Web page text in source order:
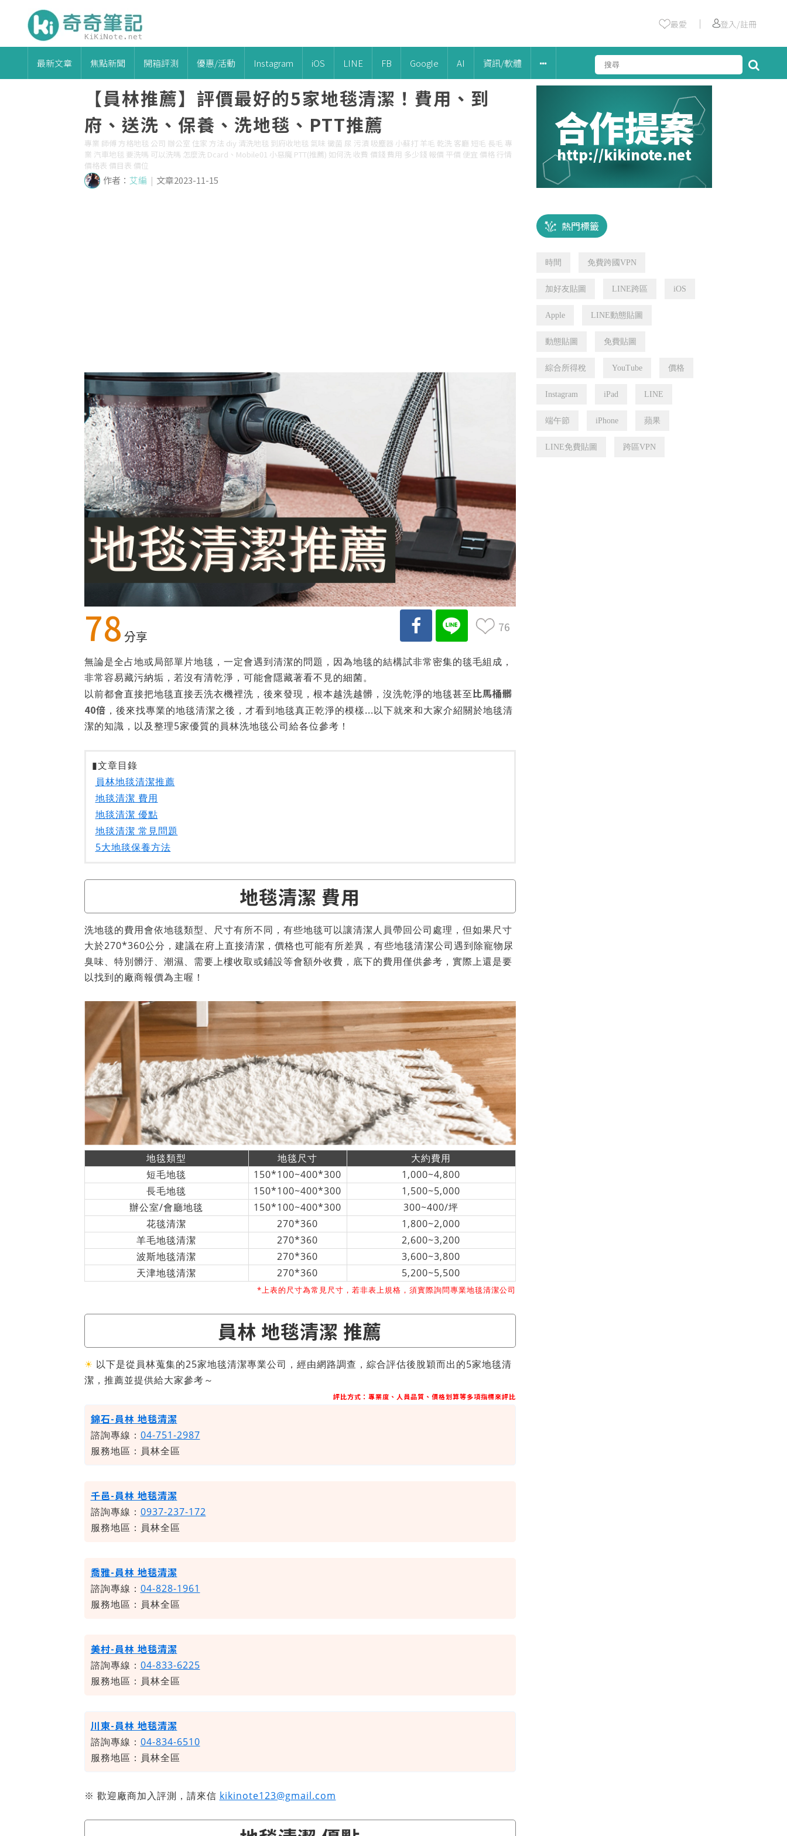
最愛 ｜ 登入/註冊
最新文章 焦點新聞 開箱評測 優惠/活動 Instagram iOS LINE FB Google AI 資訊/軟體
合作提案
http://kikinote.net
熱門標籤
時間 免費跨國VPN
加好友貼圖 LINE跨區 iOS
Apple LINE動態貼圖
動態貼圖 免費貼圖
綜合所得稅 YouTube 價格
Instagram iPad LINE
端午節 iPhone 蘋果
LINE免費貼圖 跨區VPN
【員林推薦】評價最好的5家地毯清潔！費用、到
府、送洗、保養、洗地毯、PTT推薦
專業 師傅 方格地毯 公司 辦公室 住家 方法 diy 清洗地毯 到府收地毯 氣味 黴菌 尿 污漬 吸塵器 小蘇打 羊毛 乾洗 客廳 短毛 長毛 專
業 汽車地毯 要洗嗎 可以洗嗎 怎麼洗 Dcard、Mobile01 小惡魔 PTT(推薦) 如何洗 收費 價錢 費用 多少錢 報價 平價 便宜 價格 行情
價格表 價目表 價位
作者： 艾編 | 文章2023-11-15
78 分享
76
無論是全占地或局部單片地毯，一定會遇到清潔的問題，因為地毯的結構試非常密集的毯毛組成，
非常容易藏污納垢，若沒有清乾淨，可能會隱藏著看不見的細菌。
以前都會直接把地毯直接丟洗衣機裡洗，後來發現，根本越洗越髒，沒洗乾淨的地毯甚至比馬桶髒
40倍 ，後來找專業的地毯清潔之後，才看到地毯真正乾淨的模樣...以下就來和大家介紹關於地毯清
潔的知識，以及整理5家優質的員林洗地毯公司給各位參考！
▮文章目錄
員林地毯清潔推薦
地毯清潔 費用
地毯清潔 優點
地毯清潔 常見問題
5大地毯保養方法
地毯清潔 費用
洗地毯的費用會依地毯類型、尺寸有所不同，有些地毯可以讓清潔人員帶回公司處理，但如果尺寸
大於270*360公分，建議在府上直接清潔，價格也可能有所差異，有些地毯清潔公司遇到除寵物尿
臭味、特別髒汙、潮濕、需要上樓收取或鋪設等會額外收費，底下的費用僅供參考，實際上還是要
以找到的廠商報價為主喔！
地毯類型 地毯尺寸
大約費用
短毛地毯
150*100~400*300
1,000~4,800
長毛地毯
150*100~400*300
1,500~5,000
辦公室/會廳地毯
150*100~400*300
300~400/坪
花毯清潔
270*360
1,800~2,000
羊毛地毯清潔
270*360
2,600~3,200
波斯地毯清潔
270*360
3,600~3,800
天津地毯清潔
270*360 5,200~5,500
*上表的尺寸為常見尺寸，若非表上規格，須實際詢問專業地毯清潔公司
員林 地毯清潔 推薦
☀ 以下是從員林蒐集的25家地毯清潔專業公司，經由網路調查，綜合評估後脫穎而出的5家地毯清
潔，推薦並提供給大家參考～
評比方式：專業度、人員品質、價格划算等多項指標來評比
錦石-員林 地毯清潔
諮詢專線： 04-751-2987
服務地區：員林全區
千邑-員林 地毯清潔
諮詢專線： 0937-237-172
服務地區：員林全區
喬雅-員林 地毯清潔
諮詢專線： 04-828-1961
服務地區：員林全區
美村-員林 地毯清潔
諮詢專線： 04-833-6225
服務地區：員林全區
川東-員林 地毯清潔
諮詢專線： 04-834-6510
服務地區：員林全區
※ 歡迎廠商加入評測，請來信 kikinote123@gmail.com